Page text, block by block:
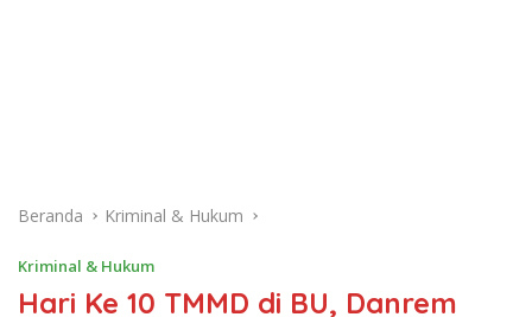
Beranda Kriminal & Hukum
Kriminal & Hukum
Hari Ke 10 TMMD di BU, Danrem